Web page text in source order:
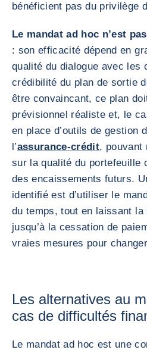
bénéficient pas du privilège
Le mandat ad hoc n’est
: son efficacité dépend en
qualité du dialogue avec les
crédibilité du plan de sortie
être convaincant, ce plan
prévisionnel réaliste et, le
en place d’outils de gestion
l’assurance-crédit, pouvant
sur la qualité du portefeuille
des encaissements futurs.
identifié est d’utiliser le
du temps, tout en laissant
jusqu’à la cessation de
vraies mesures pour
Les alternatives au
cas de difficultés
Le mandat ad hoc est une